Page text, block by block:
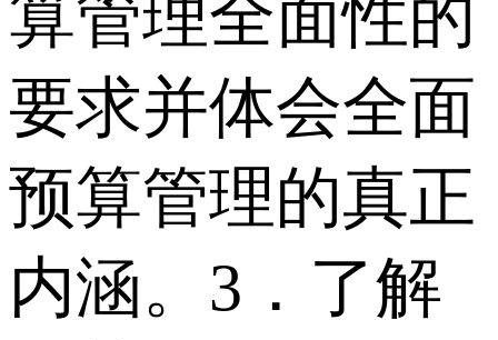
算管理全面性的
要求并体会全面
预算管理的真正
内涵。3．了解